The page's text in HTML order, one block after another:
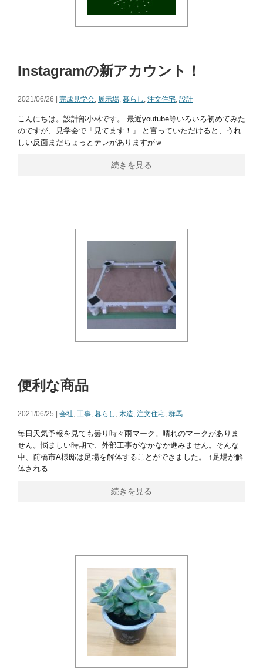
Instagramの新アカウント！
2021/06/26 | 完成見学会, 展示場, 暮らし , 注文住宅, 設計
こんにちは。設計部小林です。 最近youtube等いろいろ初めてみた
のですが、見学会で「見てます！」 と言っていただけると、うれ
しい反面まだちょっとテレがありますがｗ
続きを見る
便利な商品
2021/06/25 | 会社, 工事, 暮らし , 木造, 注文住宅, 群馬
毎日天気予報を見ても曇り時々雨マーク。晴れのマークがありま
せん。悩ましい時期で、外部工事がなかなか進みません。そんな
中、前橋市A様邸は足場を解体することができました。 ↑足場が解
体される
続きを見る